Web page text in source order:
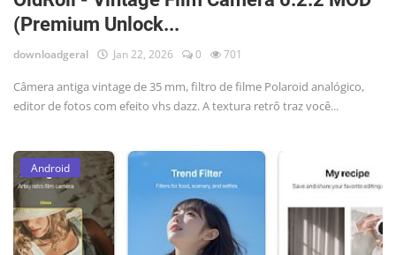
(Premium Unlock...
downloadgeral Jan 22, 2026 0 701
Câmera antiga vintage de 35 mm, filtro de filme Polaroid analógico,
editor de fotos com efeito vhs dazz. A textura retrô traz você...
Android